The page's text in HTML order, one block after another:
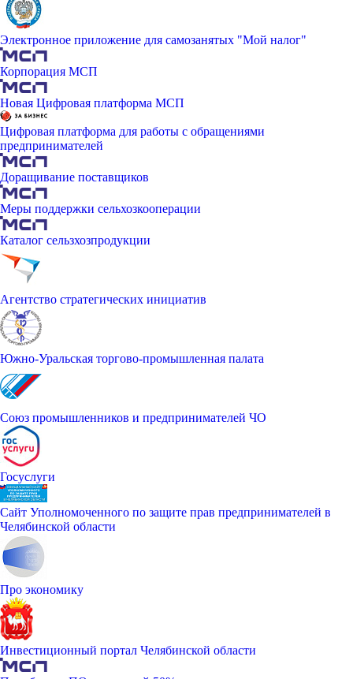
Электронное приложение для самозанятых "Мой налог"
Корпорация МСП
Новая Цифровая платформа МСП
Цифровая платформа для работы с обращениями
предпринимателей
Доращивание поставщиков
Меры поддержки сельхозкооперации
Каталог сельзхозпродукции
Агентство стратегических инициатив
Южно-Уральская торгово-промышленная палата
Союз промышленников и предпринимателей ЧО
Госуслуги
Сайт Уполномоченного по защите прав предпринимателей в
Челябинской области
Про экономику
Инвестиционный портал Челябинской области